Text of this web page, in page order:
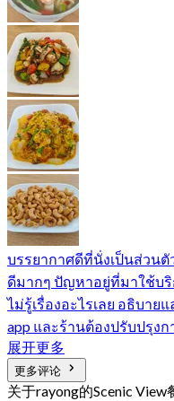
บรรยากาศดีที่นั่งเป็นส่วน
ดีมากๆ ปัญหาอยู่ที่มาใช้บริ
ไม่รู้เรื่องอะไรเลย อธิบาย
app และร้านต้องปรับปรุงก
展开更多
更多评论
关于rayong的Scenic